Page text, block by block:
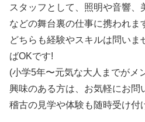
スタッフとして、照明や音響、
などの舞台裏の仕事に携われま
どちらも経験やスキルは問い
ばOKです!
(小学5年〜元気な大人までがメ
興味のある方は、お気軽にお問
稽古の見学や体験も随時受け付